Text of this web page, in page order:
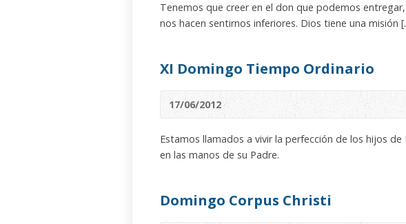
Tenemos que creer en el don que podemos
nos hacen sentirnos inferiores. Dios tiene una misión
XI Domingo Tiempo Ordinario
17/06/2012
Estamos llamados a vivir la perfección de los hijos
en las manos de su Padre.
Domingo Corpus Christi